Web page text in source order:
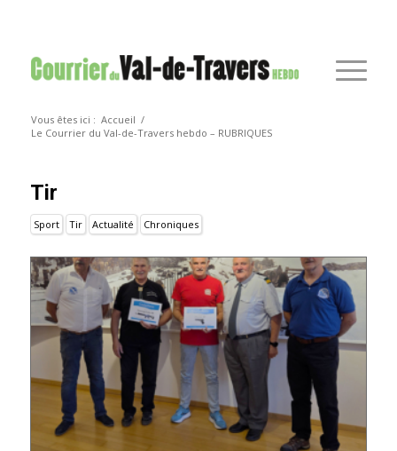
Vous êtes ici : Accueil /
Le Courrier du Val-de-Travers hebdo – RUBRIQUES
tir
Sport Tir Actualité Chroniques